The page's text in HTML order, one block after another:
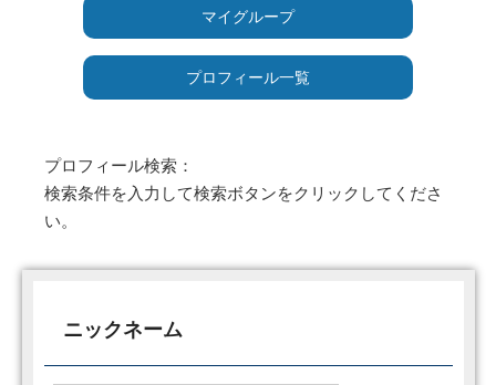
マイグループ
プロフィール一覧
プロフィール検索：
検索条件を入力して検索ボタンをクリックしてくださ
い。
ニックネーム